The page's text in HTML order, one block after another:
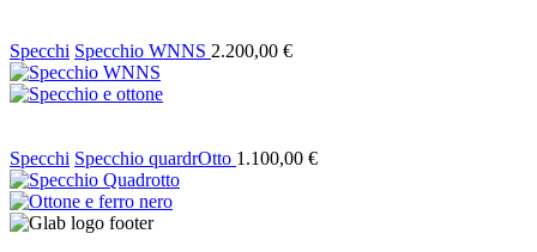
Specchi Specchio WNNS 2.200,00 €
Specchi Specchio quardrOtto 1.100,00 €